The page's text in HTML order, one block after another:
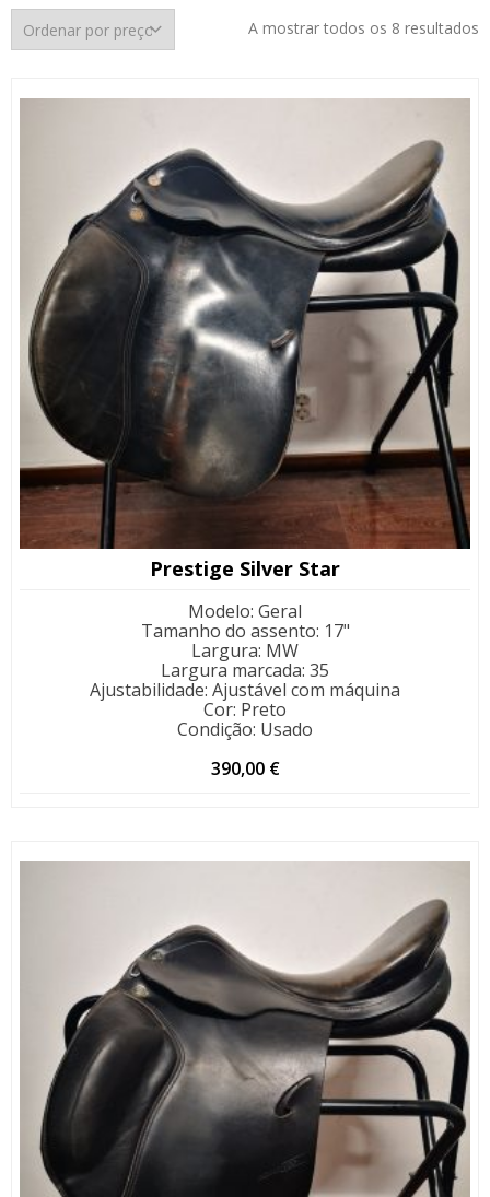
A mostrar todos os 8 resultados
Prestige Silver Star
Modelo: Geral
Tamanho do assento: 17"
Largura: MW
Largura marcada: 35
Ajustabilidade: Ajustável com máquina
Cor: Preto
Condição: Usado
390,00 €